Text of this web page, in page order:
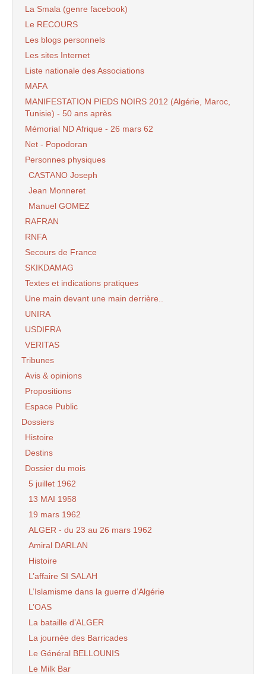
La Smala (genre facebook)
Le RECOURS
Les blogs personnels
Les sites Internet
Liste nationale des Associations
MAFA
MANIFESTATION PIEDS NOIRS 2012 (Algérie, Maroc,
Tunisie) - 50 ans après
Mémorial ND Afrique - 26 mars 62
Net - Popodoran
Personnes physiques
CASTANO Joseph
Jean Monneret
Manuel GOMEZ
RAFRAN
RNFA
Secours de France
SKIKDAMAG
Textes et indications pratiques
Une main devant une main derrière..
UNIRA
USDIFRA
VERITAS
Tribunes
Avis & opinions
Propositions
Espace Public
Dossiers
Histoire
Destins
Dossier du mois
5 juillet 1962
13 MAI 1958
19 mars 1962
ALGER - du 23 au 26 mars 1962
Amiral DARLAN
Histoire
L’affaire SI SALAH
L’Islamisme dans la guerre d’Algérie
L’OAS
La bataille d’ALGER
La journée des Barricades
Le Général BELLOUNIS
Le Milk Bar